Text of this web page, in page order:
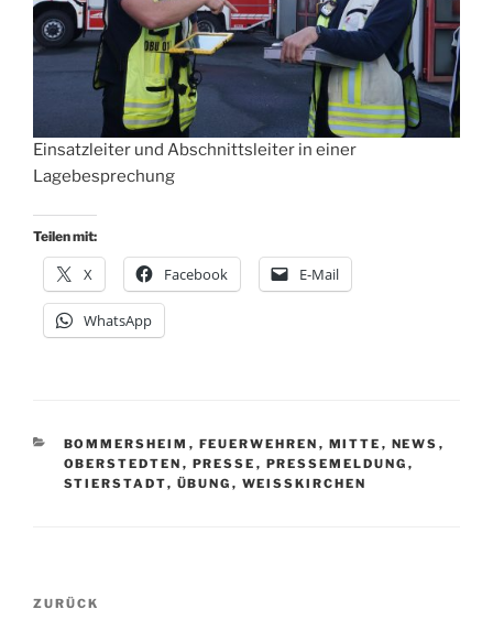
Einsatzleiter und Abschnittsleiter in einer
Lagebesprechung
Teilen mit:
X Facebook E-Mail
WhatsApp
KATEGORIEN
BOMMERSHEIM , FEUERWEHREN , MITTE , NEWS ,
OBERSTEDTEN , PRESSE , PRESSEMELDUNG ,
STIERSTADT, ÜBUNG , WEISSKIRCHEN
Beitragsnavigation
Vorheriger
ZURÜCK